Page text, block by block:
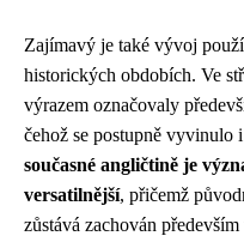
Zajímavý je také vývoj
historických obdobích. Ve
výrazem označovaly
čehož se postupně vyvinulo
současné angličtině je
versatilnější, přičemž
zůstává zachován